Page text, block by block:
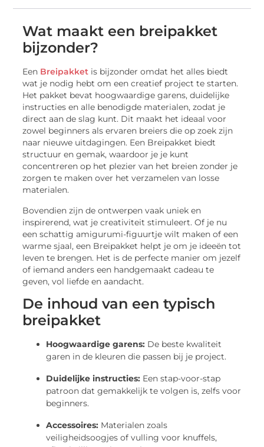
Wat maakt een breipakket
bijzonder?
Een Breipakket is bijzonder omdat het alles biedt
wat je nodig hebt om een creatief project te starten.
Het pakket bevat hoogwaardige garens, duidelijke
instructies en alle benodigde materialen, zodat je
direct aan de slag kunt. Dit maakt het ideaal voor
zowel beginners als ervaren breiers die op zoek zijn
naar nieuwe uitdagingen. Een Breipakket biedt
structuur en gemak, waardoor je je kunt
concentreren op het plezier van het breien zonder je
zorgen te maken over het verzamelen van losse
materialen.
Bovendien zijn de ontwerpen vaak uniek en
inspirerend, wat je creativiteit stimuleert. Of je nu
een schattig amigurumi-figuurtje wilt maken of een
warme sjaal, een Breipakket helpt je om je ideeën tot
leven te brengen. Het is de perfecte manier om jezelf
of iemand anders een handgemaakt cadeau te
geven, vol liefde en aandacht.
De inhoud van een typisch
breipakket
Hoogwaardige garens: De beste kwaliteit
garen in de kleuren die passen bij je project.
Duidelijke instructies: Een stap-voor-stap
patroon dat gemakkelijk te volgen is, zelfs voor
beginners.
Accessoires: Materialen zoals
veiligheidsoogjes of vulling voor knuffels,